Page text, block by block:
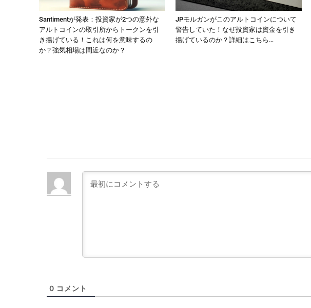
Santimentが発表：投資家が2つの意外な
アルトコインの取引所からトークンを引
き揚げている！これは何を意味するの
か？強気相場は間近なのか？
JPモルガンがこのアルトコインについて
警告していた！なぜ投資家は資金を引き
揚げているのか？詳細はこちら…
0 コメント